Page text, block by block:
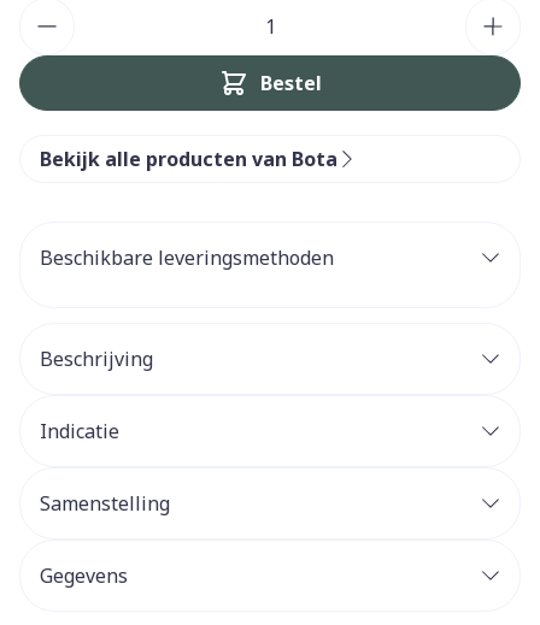
Bestel
Bekijk alle producten van Bota
Beschikbare leveringsmethoden
Beschrijving
Indicatie
Samenstelling
Gegevens